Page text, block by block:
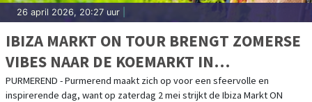
26 april 2026, 20:27 uur
IBIZA MARKT ON TOUR BRENGT ZOMERSE
VIBES NAAR DE KOEMARKT IN
PURMEREND
PURMEREND - Purmerend maakt zich op voor een sfeervolle en
inspirerende dag, want op zaterdag 2 mei strijkt de Ibiza Markt ON